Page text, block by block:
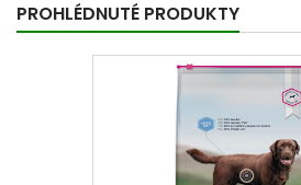
PROHLÉDNUTÉ PRODUKTY